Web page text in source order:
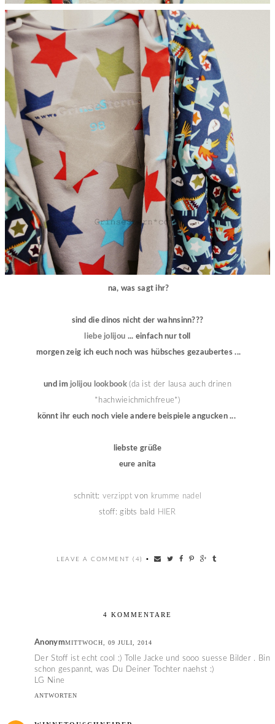
na, was sagt ihr?
sind die dinos nicht der wahnsinn???
liebe jolijou ... einfach nur toll
morgen zeig ich euch noch was hübsches gezaubertes ...
und im jolijou lookbook (da ist der lausa auch drinen
*hachwieichmichfreue*)
könnt ihr euch noch viele andere beispiele angucken ...
liebste grüße
eure anita
schnitt: verzipptvon krumme nadel
stoff: gibts bald
HIER
LEAVE A COMMENT (4) •
4 KOMMENTARE
AnonymMITTWOCH, 09 JULI, 2014
Der Stoff ist echt cool :) Tolle Jacke und sooo suesse Bilder . Bin
schon gespannt, was Du Deiner Tochter naehst :)
LG Nine
ANTWORTEN